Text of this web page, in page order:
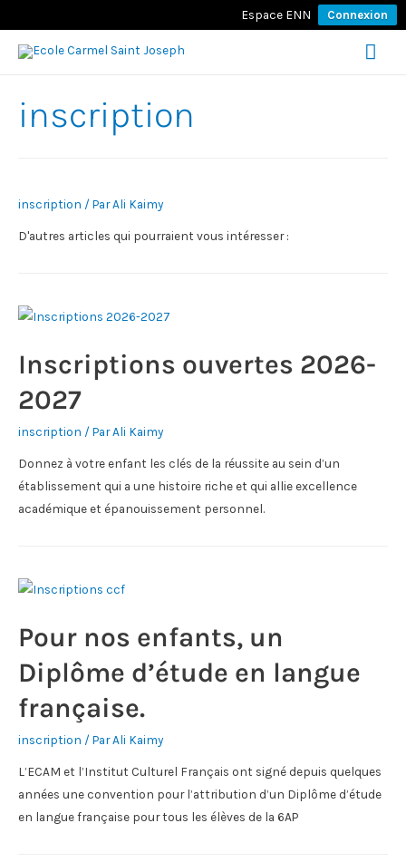
Espace ENN Connexion
inscription
inscription / ParAli Kaimy
D'autres articles qui pourraient vous intéresser :
Inscriptions ouvertes 2026-
2027
inscription / ParAli Kaimy
Donnez à votre enfant les clés de la réussite au sein d’un
établissement qui a une histoire riche et qui allie excellence
académique et épanouissement personnel.
Pour nos enfants, un
Diplôme d’étude en langue
française.
inscription / ParAli Kaimy
L’ECAM et l’Institut Culturel Français ont signé depuis quelques
années une convention pour l’attribution d’un Diplôme d’étude
en langue française pour tous les élèves de la 6AP